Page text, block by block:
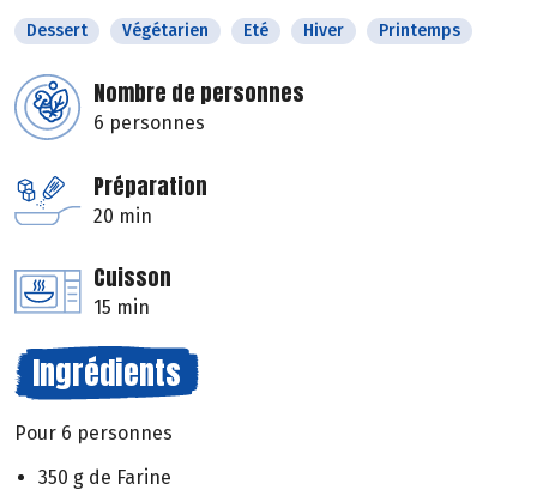
Dessert Végétarien Eté Hiver Printemps
Nombre de personnes
6 personnes
Préparation
20 min
Cuisson
15 min
Ingrédients
Pour 6 personnes
350 g de Farine